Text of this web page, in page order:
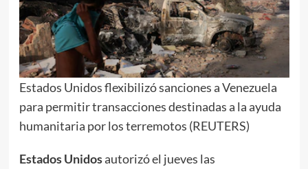
Estados Unidos flexibilizó sanciones a Venezuela
para permitir transacciones destinadas a la ayuda
humanitaria por los terremotos (REUTERS)
Estados Unidosautorizó el jueves las